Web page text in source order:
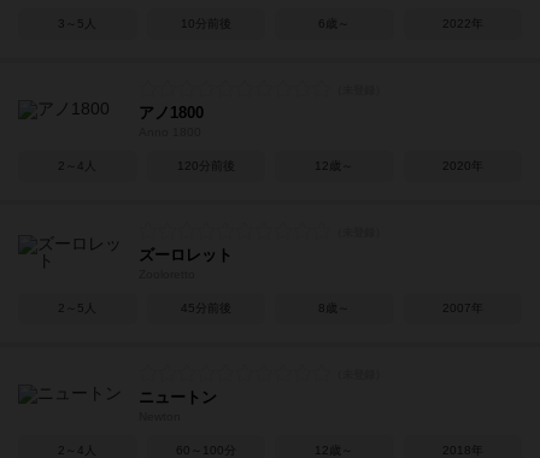
3～5人 10分前後 6歳～ 2022年
アノ1800
2～4人 120分前後 12歳～ 2020年
ズーロレット
2～5人 45分前後 8歳～ 2007年
ニュートン
2～4人 60～100分 12歳～ 2018年